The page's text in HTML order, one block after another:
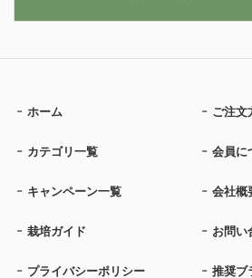
ホーム ご注文
カテゴリ一覧 会員に
キャンペーン一覧 会社概
栽培ガイド お問い
プライバシーポリシー 推奨ブ